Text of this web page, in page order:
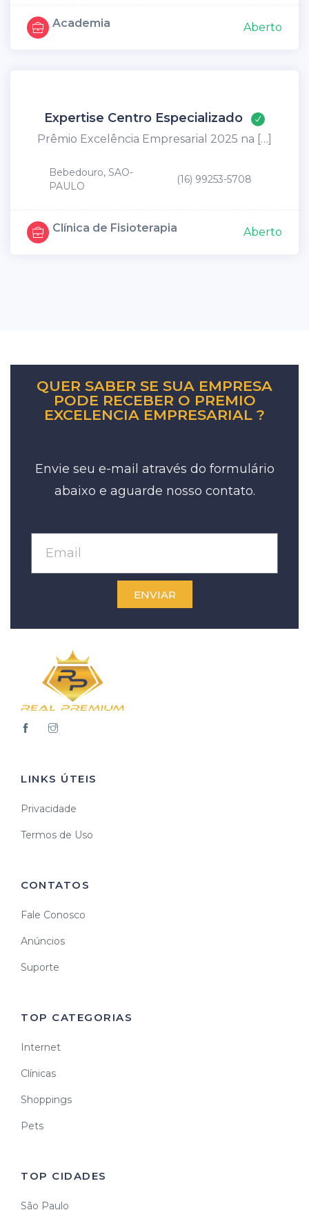
Academia Aberto
Expertise Centro Especializado
Prêmio Excelência Empresarial 2025 na […]
Bebedouro, SAO-
PAULO
(16) 99253-5708
Clínica de Fisioterapia Aberto
QUER SABER SE SUA EMPRESA
PODE RECEBER O PREMIO
EXCELENCIA EMPRESARIAL ?
Envie seu e-mail através do formulário
abaixo e aguarde nosso contato.
ENVIAR
LINKS ÚTEIS
Privacidade
Termos de Uso
CONTATOS
Fale Conosco
Anúncios
Suporte
TOP CATEGORIAS
Internet
Clínicas
Shoppings
Pets
TOP CIDADES
São Paulo